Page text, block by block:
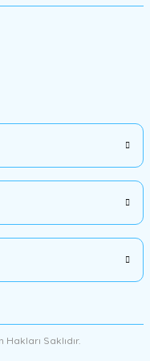
Saklıdır.